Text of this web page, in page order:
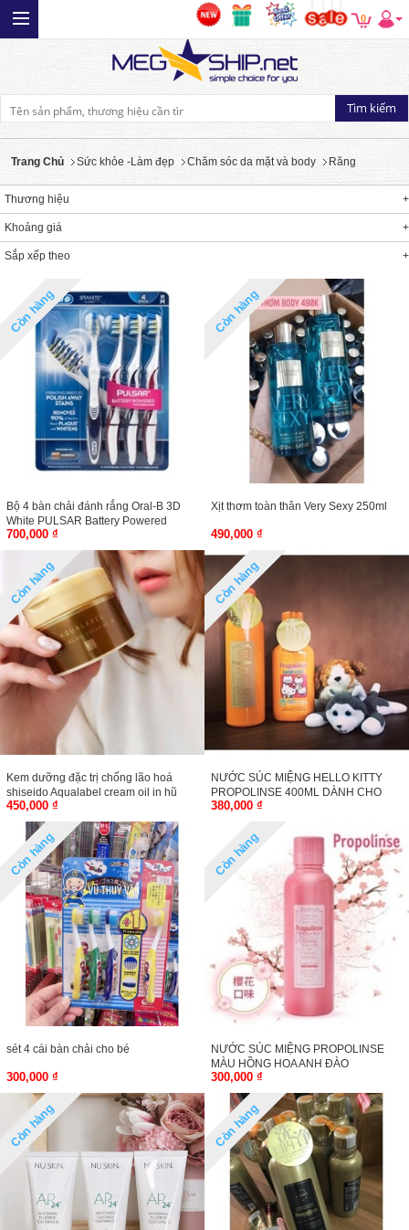
0
Trang Chủ Sức khỏe -Làm đẹp Chăm sóc da mặt và body Răng
Thương hiệu
Khoảng giá
Sắp xếp theo
Còn hàng
Bộ 4 bàn chải đánh rắng Oral-B 3D
White PULSAR Battery Powered
Toothbrushes
700,000 ₫
Còn hàng
Xịt thơm toàn thân Very Sexy 250ml
490,000 ₫
Còn hàng
Kem dưỡng đặc trị chống lão hoá
shiseido Aqualabel cream oil in hũ
90g
450,000 ₫
Còn hàng
NƯỚC SÚC MIỆNG HELLO KITTY
PROPOLINSE 400ML DÀNH CHO
TRẺ EM
380,000 ₫
Còn hàng
sét 4 cái bàn chải cho bé
300,000 ₫
Còn hàng
NƯỚC SÚC MIỆNG PROPOLINSE
MÀU HỒNG HOA ANH ĐÀO
300,000 ₫
Còn hàng Còn hàng